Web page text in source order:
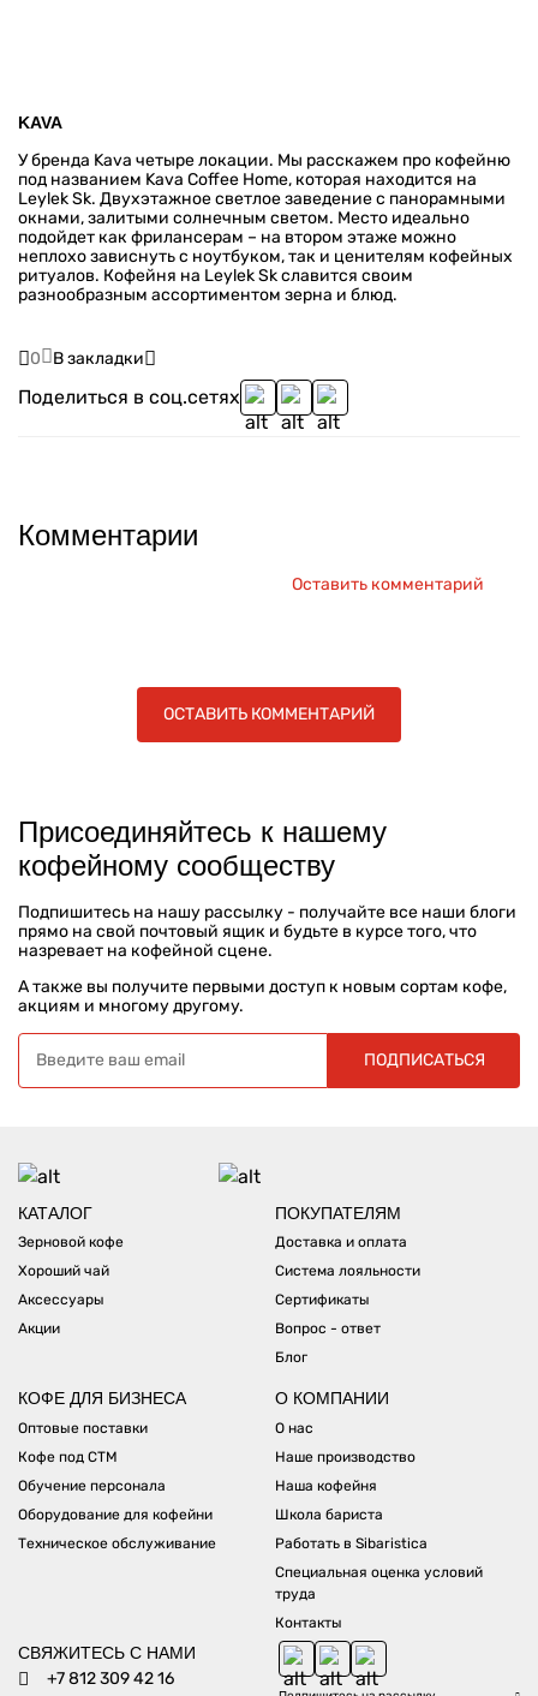
KAVA
У бренда Kava четыре локации. Мы расскажем про кофейню
под названием Kava Coffee Home, которая находится на
Leylek Sk. Двухэтажное светлое заведение с панорамными
окнами, залитыми солнечным светом. Место идеально
подойдет как фрилансерам – на втором этаже можно
неплохо зависнуть с ноутбуком, так и ценителям кофейных
ритуалов. Кофейня на Leylek Sk славится своим
разнообразным ассортиментом зерна и блюд.
0 В закладки
Поделиться в соц.сетях
Комментарии
Оставить комментарий
ОСТАВИТЬ КОММЕНТАРИЙ
Присоединяйтесь к нашему
кофейному сообществу
Подпишитесь на нашу рассылку - получайте все наши блоги
прямо на свой почтовый ящик и будьте в курсе того, что
назревает на кофейной сцене.
А также вы получите первыми доступ к новым сортам кофе,
акциям и многому другому.
КАТАЛОГ
Зерновой кофе
Хороший чай
Аксессуары
Акции
ПОКУПАТЕЛЯМ
Доставка и оплата
Система лояльности
Сертификаты
Вопрос - ответ
Блог
КОФЕ ДЛЯ БИЗНЕСА
Оптовые поставки
Кофе под СТМ
Обучение персонала
Оборудование для кофейни
Техническое обслуживание
О КОМПАНИИ
О нас
Наше производство
Наша кофейня
Школа бариста
Работать в Sibaristica
Специальная оценка условий
труда
Контакты
СВЯЖИТЕСЬ С НАМИ
+7 812 309 42 16